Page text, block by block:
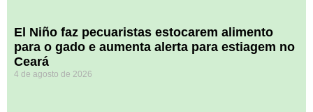
El Niño faz pecuaristas estocarem alimento
para o gado e aumenta alerta para estiagem no
Ceará
4 de agosto de 2026